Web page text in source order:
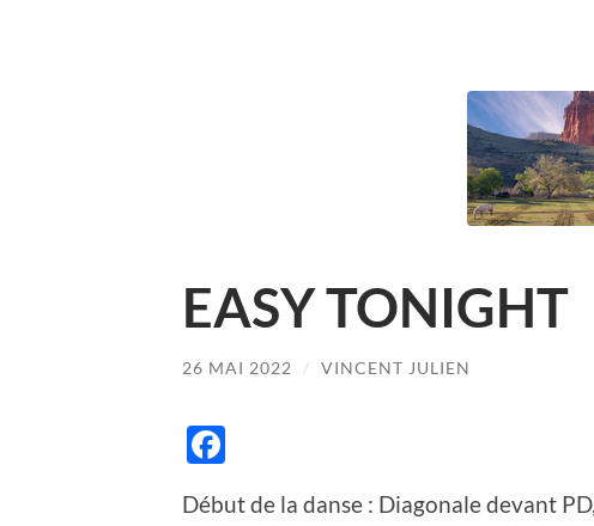
EASY TONIGHT
26 MAI 2022 / VINCENT JULIEN
Début de la danse : Diagonale devant